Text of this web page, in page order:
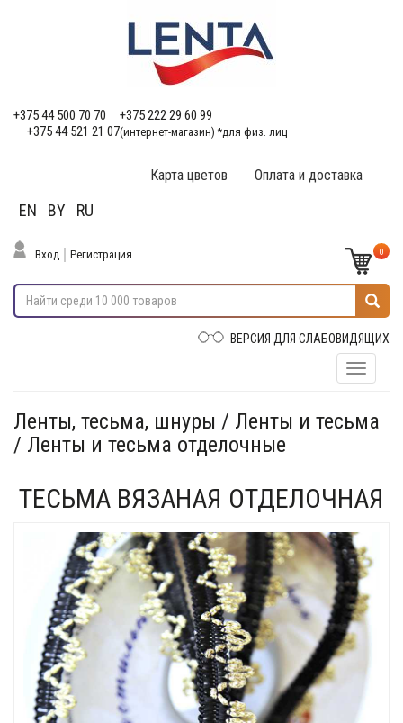
+375 44 500 70 70
+375 222 29 60 99
+375 44 521 21 07(интернет-магазин) *для физ. лиц
Оплата и доставка
Карта цветов
EN BY RU
Вход Регистрация 0
ВЕРСИЯ ДЛЯ СЛАБОВИДЯЩИХ
Ленты, тесьма, шнуры / Ленты и тесьма
/ Ленты и тесьма отделочные
ТЕСЬМА ВЯЗАНАЯ ОТДЕЛОЧНАЯ